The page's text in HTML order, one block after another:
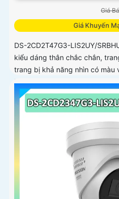
Giá
Giá Khuyến
DS-2CD2T47G3-LIS2UY/
kiểu dáng thân chắc chắn,
trang bị khả năng nhìn có màu
lên đến 60m, phát hiện
người và phương tiện, ống